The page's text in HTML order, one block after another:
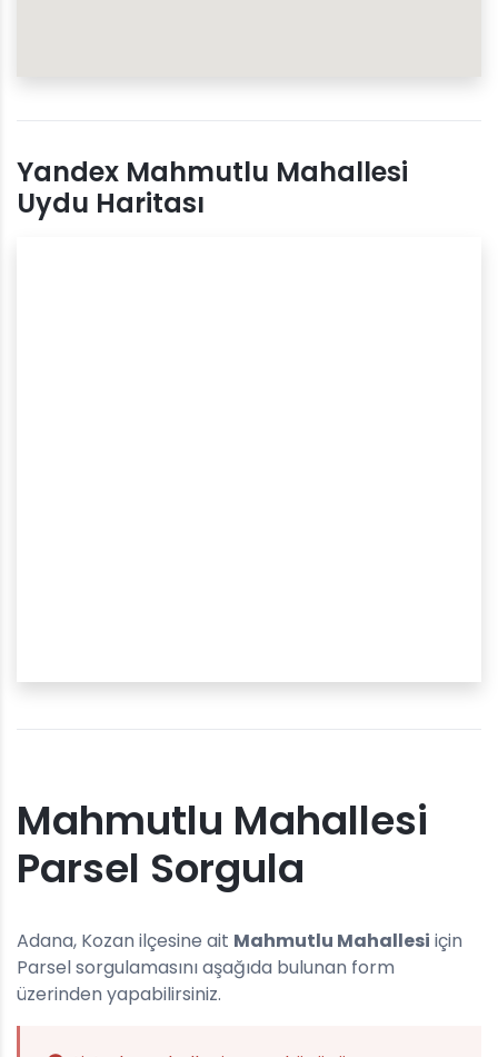
Yandex Mahmutlu Mahallesi
Uydu Haritası
Mahmutlu Mahallesi
Parsel Sorgula
Adana, Kozan ilçesine ait Mahmutlu Mahallesi için
Parsel sorgulamasını aşağıda bulunan form
üzerinden yapabilirsiniz.